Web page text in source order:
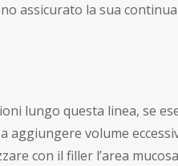
assicurato la sua
lungo questa linea, se
volume
con il filler l’area